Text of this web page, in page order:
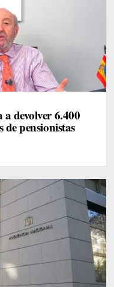
devolver 6.400
de pensionistas